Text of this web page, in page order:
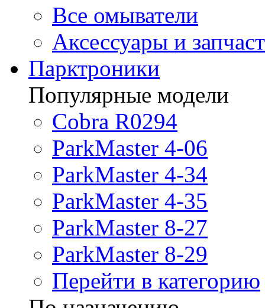
Все омыватели
Аксессуары и
Парктроники
Популярные модели
Cobra R0294
ParkMaster 4-06
ParkMaster 4-34
ParkMaster 4-35
ParkMaster 8-27
ParkMaster 8-29
Перейти в категорию